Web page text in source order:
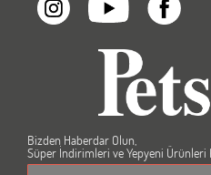
Bizden Haberdar Olun,
Süper İndirimleri ve Yepyeni Ürünleri